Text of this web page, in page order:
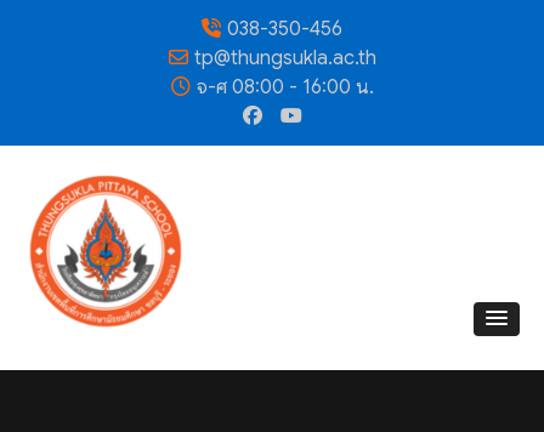
038-350-456
tp@thungsukla.ac.th
จ-ศ 08:00 - 16:00 น.